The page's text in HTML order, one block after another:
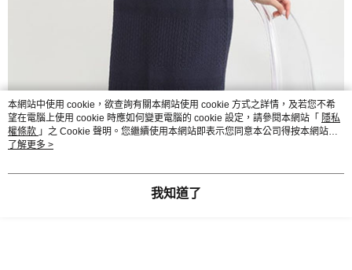
本網站中使用 cookie，欲查詢有關本網站使用 cookie 方式之詳情，及若您不希
望在電腦上使用 cookie 時應如何變更電腦的 cookie 設定，請參閱本網站「 隱私
權條款 」之 Cookie 聲明。您繼續使用本網站即表示您同意本公司得按本網站使
用條款之 Cookie 聲明使用 cookie。
了解更多 >
我知道了